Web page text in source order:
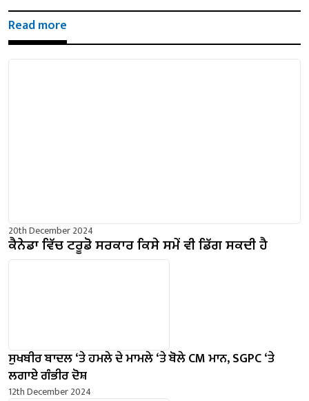
Read more
20th December 2024
ਕੈਨੇਡਾ ਵਿੱਚ ਟਰੂਡੋ ਸਰਕਾਰ ਕਿਸੇ ਸਮੇਂ ਵੀ ਡਿੱਗ ਸਕਦੀ ਹੈ
ਸੁਖਬੀਰ ਬਾਦਲ ‘ਤੇ ਹਮਲੇ ਦੇ ਮਾਮਲੇ ‘ਤੇ ਬੋਲੇ ​​CM ਮਾਨ, SGPC ‘ਤੇ
ਲਗਾਏ ਗੰਭੀਰ ਦੋਸ਼
12th December 2024